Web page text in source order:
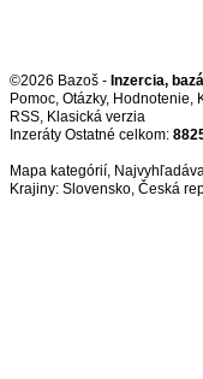
©2026 Bazoš - Inzercia,
Pomoc, Otázky, Hodnotenie,
RSS,
Inzeráty Ostatné celkom:
Mapa kategórií,
Krajiny: Slovensko, Česká